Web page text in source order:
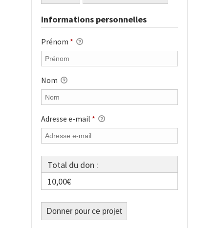
Informations personnelles
Prénom *
Nom
Adresse e-mail *
Total du don :
10,00€